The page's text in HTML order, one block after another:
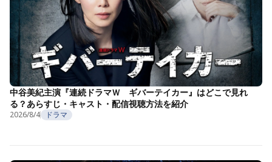
中谷美紀主演『連続ドラマＷ ギバーテイカー』はどこで見れ
る？あらすじ・キャスト・配信視聴方法を紹介
2026/8/4 ドラマ